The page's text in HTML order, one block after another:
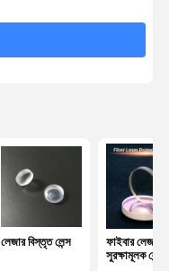
লেজার বিস্তৃত লেন্স
ফাইবার লেজার
সুরক্ষামূলক লেন্স